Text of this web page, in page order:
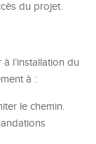
du projet.
l’installation du
à :
le chemin.